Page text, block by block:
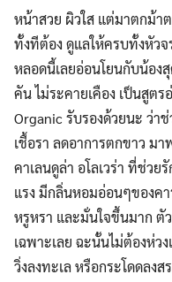
หน้าสวย ผิวใส แต่มาตกม้า
ทั้งทีต้อง ดูแลให้ครบทั้งหัวจ
หลอดนี้เลยอ่อนโยนกับน้อง
คัน ไม่ระคายเคือง เป็นสูต
Organic รับรองด้วยนะ ว่า
เชื้อรา ลดอาการตกขาว มา
คาเลนดูล่า อโลเวร่า ที่ช่ว
แรง มีกลิ่นหอมอ่อนๆของค
หรูหรา และมั่นใจขึ้นมาก ตั
เฉพาะเลย ฉะนั้นไม่ต้องห่ว
วิ่งลงทะเล หรือกระโดดลง